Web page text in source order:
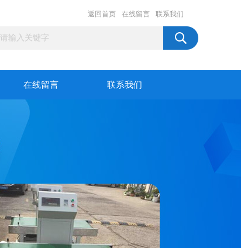
返回首页 在线留言 联系我们
在线留言 联系我们